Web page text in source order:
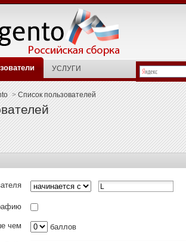
УСЛУГИ
> Список пользователей
чем баллов